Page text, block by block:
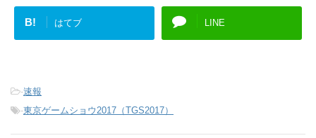
B! はてブ LINE
-速報
-東京ゲームショウ2017（TGS2017）